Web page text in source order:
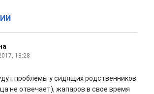
18:28
проблемы у сидящих родственников
не отвечает), жапаров в свое время